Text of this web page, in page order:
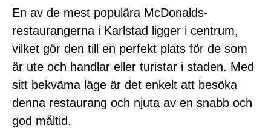
En av de mest populära McDonalds-
restaurangerna i Karlstad ligger i centrum,
vilket gör den till en perfekt plats för de som
är ute och handlar eller turistar i staden. Med
sitt bekväma läge är det enkelt att besöka
denna restaurang och njuta av en snabb och
god måltid.